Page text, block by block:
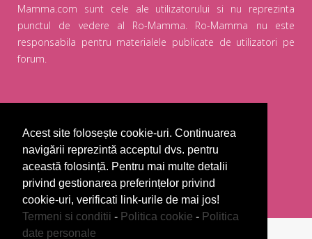
Acest site folosește cookie-uri. Continuarea
navigării reprezintă acceptul dvs. pentru
această folosință. Pentru mai multe detalii
privind gestionarea preferințelor privind
cookie-uri, verificati link-urile de mai jos!
Termeni si conditii - Politica cookie - Politica
date personale
Mamma.com sunt cele ale utilizatorului si nu reprezinta
punctul de vedere al Ro-Mamma. Ro-Mamma nu este
responsabila pentru materialele publicate de utilizatori pe
forum.
Sitemap
Utilizatori
Topicuri